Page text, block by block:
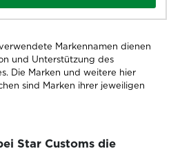
Markennamen dienen
und Unterstützung des
Die Marken und weitere hier
sind Marken ihrer jeweiligen
Star Customs die